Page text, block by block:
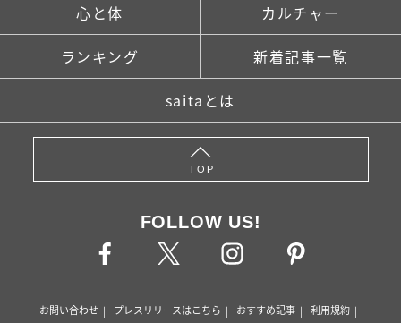
心と体 カルチャー
ランキング 新着記事一覧
saitaとは
TOP
FOLLOW US!
お問い合わせ プレスリリースはこちら おすすめ記事
利用規約